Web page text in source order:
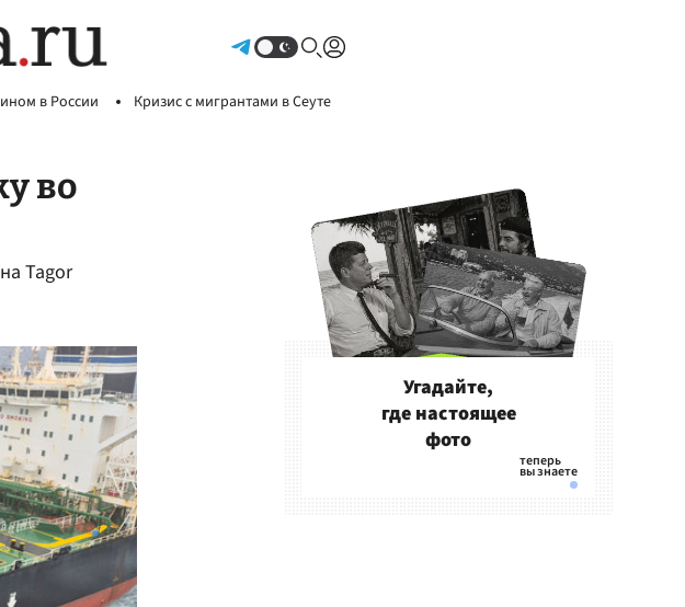
в России Кризис с мигрантами в Сеуте
во
Tagor
Угадайте,
где настоящее
фото